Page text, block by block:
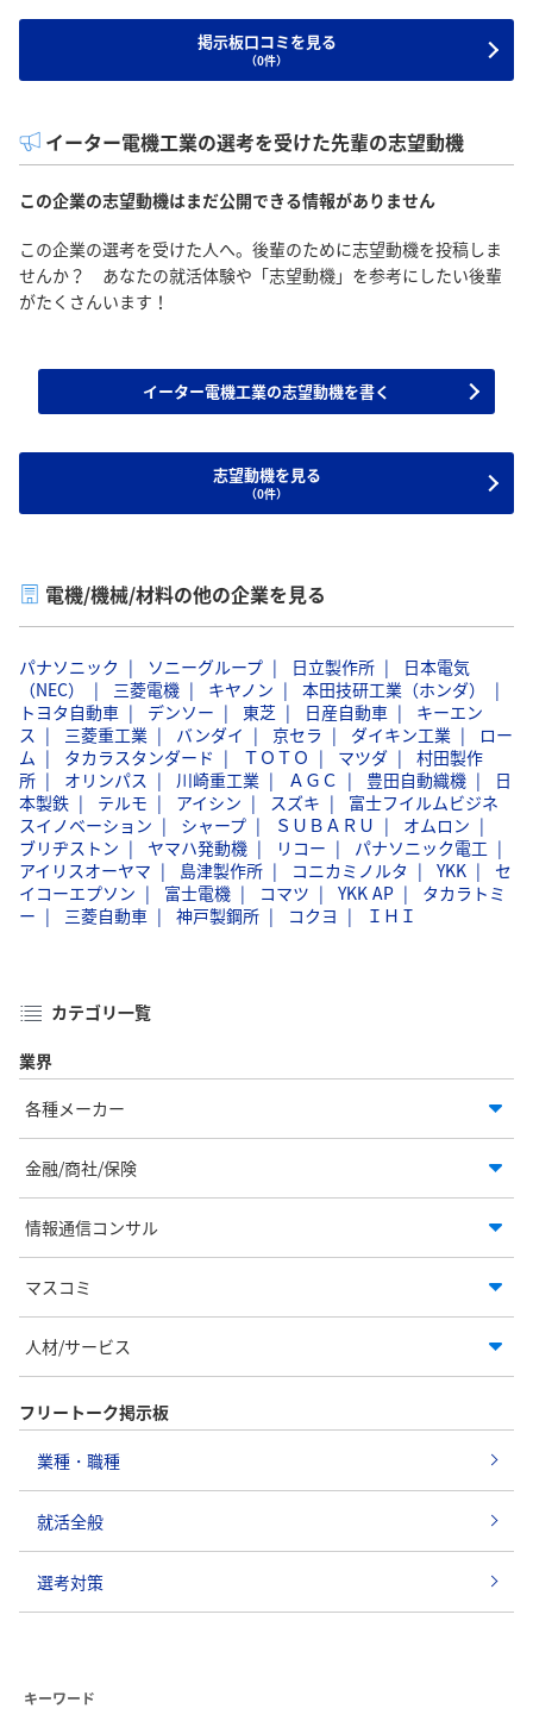
掲示板口コミを見る
（0件）
イーター電機工業の選考を受けた先輩の志望動機
この企業の志望動機はまだ公開できる情報がありません
この企業の選考を受けた人へ。後輩のために志望動機を投稿しま
せんか？ あなたの就活体験や「志望動機」を参考にしたい後輩
がたくさんいます！
イーター電機工業の志望動機を書く
志望動機を見る
（0件）
電機/機械/材料の他の企業を見る
パナソニック ソニーグループ 日立製作所
日本電気
（NEC）
三菱電機 キヤノン
本田技研工業（ホンダ）
トヨタ自動車
デンソー 東芝 日産自動車
キーエン
ス
三菱重工業 バンダイ 京セラ ダイキン工業
ロー
ム
タカラスタンダード ＴＯＴＯ マツダ
村田製作
所
オリンパス 川崎重工業 ＡＧＣ 豊田自動織機
日
本製鉄
テルモ アイシン スズキ
富士フイルムビジネ
スイノベーション
シャープ ＳＵＢＡＲＵ
オムロン
ブリヂストン
ヤマハ発動機 リコー
パナソニック電工
アイリスオーヤマ
島津製作所 コニカミノルタ YKK
セ
イコーエプソン
富士電機 コマツ YKK AP
タカラトミ
ー
三菱自動車 神戸製鋼所 コクヨ ＩＨＩ
カテゴリ一覧
業界
各種メーカー
金融/商社/保険
情報通信コンサル
マスコミ
人材/サービス
フリートーク掲示板
業種・職種
就活全般
選考対策
キーワード